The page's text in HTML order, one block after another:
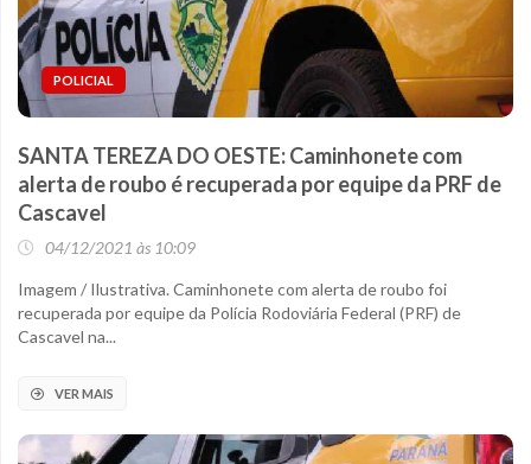
POLICIAL
SANTA TEREZA DO OESTE: Caminhonete com
alerta de roubo é recuperada por equipe da PRF de
Cascavel
04/12/2021 às 10:09
Imagem / Ilustrativa. Caminhonete com alerta de roubo foi
recuperada por equipe da Polícia Rodoviária Federal (PRF) de
Cascavel na...
VER MAIS